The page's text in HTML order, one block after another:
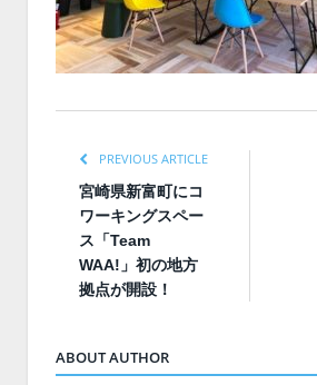
PREVIOUS ARTICLE
宮崎県新富町にコ
ワーキングスペー
ス「Team
WAA!」初の地方
拠点が開設！
ABOUT AUTHOR